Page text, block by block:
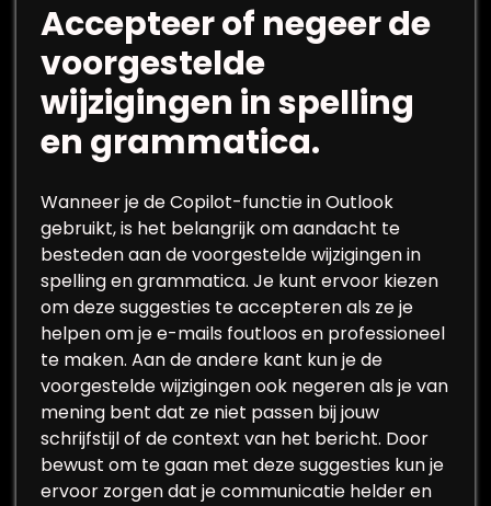
Accepteer of negeer de
voorgestelde
wijzigingen in spelling
en grammatica.
Wanneer je de Copilot-functie in Outlook
gebruikt, is het belangrijk om aandacht te
besteden aan de voorgestelde wijzigingen in
spelling en grammatica. Je kunt ervoor kiezen
om deze suggesties te accepteren als ze je
helpen om je e-mails foutloos en professioneel
te maken. Aan de andere kant kun je de
voorgestelde wijzigingen ook negeren als je van
mening bent dat ze niet passen bij jouw
schrijfstijl of de context van het bericht. Door
bewust om te gaan met deze suggesties kun je
ervoor zorgen dat je communicatie helder en